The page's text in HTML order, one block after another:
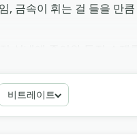
, 금속이 휘는 걸 들을 만
니까요. 어떤 프로젝트든
비트레이트